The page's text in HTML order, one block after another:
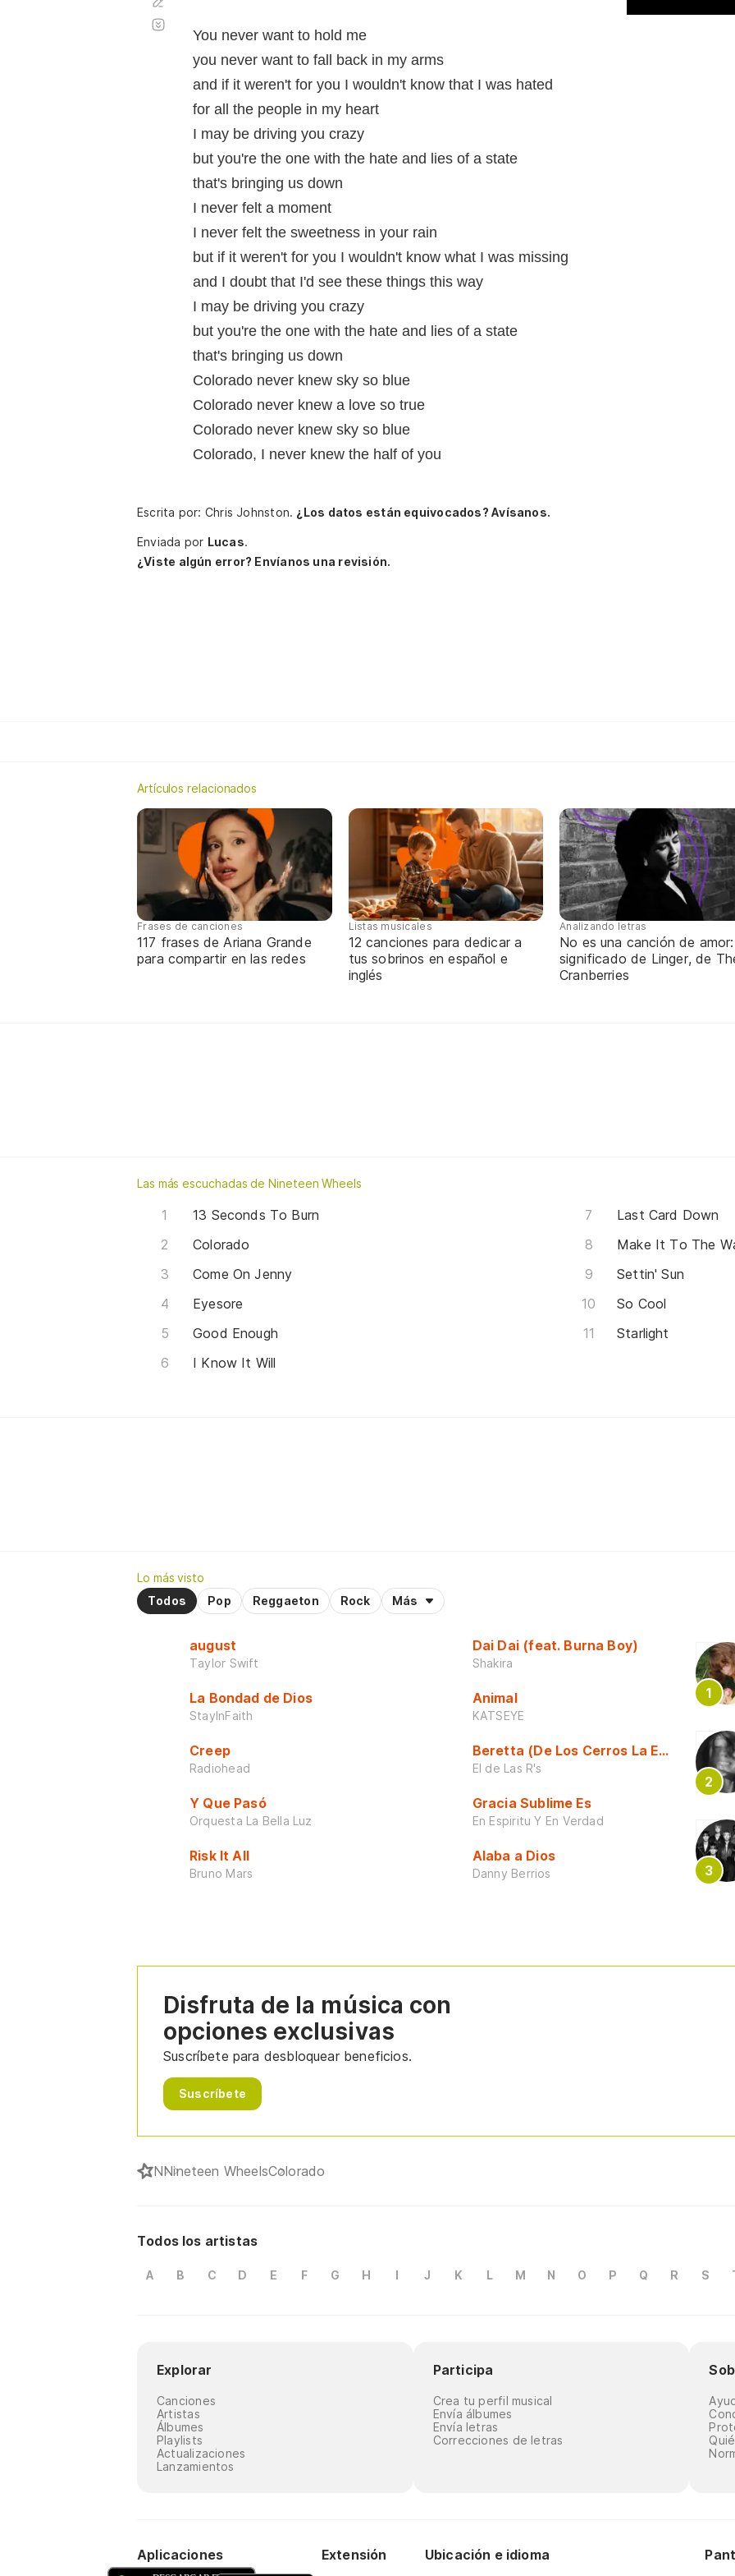
You never want to hold me
you never want to fall back in my arms
and if it weren't for you I wouldn't know that I was hated
for all the people in my heart
I may be driving you crazy
but you're the one with the hate and lies of a state
that's bringing us down
I never felt a moment
I never felt the sweetness in your rain
but if it weren't for you I wouldn't know what I was missing
and I doubt that I'd see these things this way
I may be driving you crazy
but you're the one with the hate and lies of a state
that's bringing us down
Colorado never knew sky so blue
Colorado never knew a love so true
Colorado never knew sky so blue
Colorado, I never knew the half of you
automático
Escrita por: Chris Johnston. ¿Los datos están equivocados? Avísanos.
Enviada por Lucas.
¿Viste algún error? Envíanos una revisión.
Artículos relacionados
Frases de canciones
117 frases de Ariana Grande
para compartir en las redes
Listas musicales
12 canciones para dedicar a
tus sobrinos en español e
inglés
Analizando letras
No es una canción de amor:
significado de Linger, de
Cranberries
Las más escuchadas de Nineteen Wheels
13 Seconds To Burn
Colorado
Come On Jenny
Eyesore
Good Enough
I Know It Will
Last Card Down
Make It To The
Settin' Sun
So Cool
Starlight
Lo más visto
Todos
Pop Reggaeton Rock Más
august
Taylor Swift
La Bondad de Dios
StayInFaith
Creep
Radiohead
Y Que Pasó
Orquesta La Bella Luz
Risk It All
Bruno Mars
Dai Dai (feat. Burna Boy)
Shakira
Animal
KATSEYE
Beretta (De Los Cerros La Escuela)
El de Las R's
Gracia Sublime Es
En Espiritu Y En Verdad
Alaba a Dios
Danny Berrios
Disfruta de la música con
opciones exclusivas
Suscríbete para desbloquear beneficios.
Suscríbete
NNineteen WheelsColorado
Todos los artistas
A B C D E F G H I J K L M N O P Q R S
Explorar
Canciones
Artistas
Álbumes
Playlists
Actualizaciones
Lanzamientos
Participa
Crea tu perfil musical
Envía álbumes
Envía letras
Correcciones de letras
Aplicaciones Extensión Ubicación e idioma